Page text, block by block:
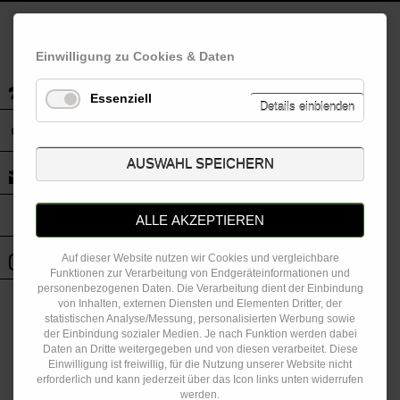
Position:
2. Vorsitzender
Einwilligung zu Cookies & Daten
Essenziell
Details einblenden
AUSWAHL SPEICHERN
ALLE AKZEPTIEREN
Auf dieser Website nutzen wir Cookies und vergleichbare
Funktionen zur Verarbeitung von Endgeräteinformationen und
personenbezogenen Daten. Die Verarbeitung dient der Einbindung
von Inhalten, externen Diensten und Elementen Dritter, der
statistischen Analyse/Messung, personalisierten Werbung sowie
der Einbindung sozialer Medien. Je nach Funktion werden dabei
Daten an Dritte weitergegeben und von diesen verarbeitet. Diese
Einwilligung ist freiwillig, für die Nutzung unserer Website nicht
erforderlich und kann jederzeit über das Icon links unten widerrufen
werden.